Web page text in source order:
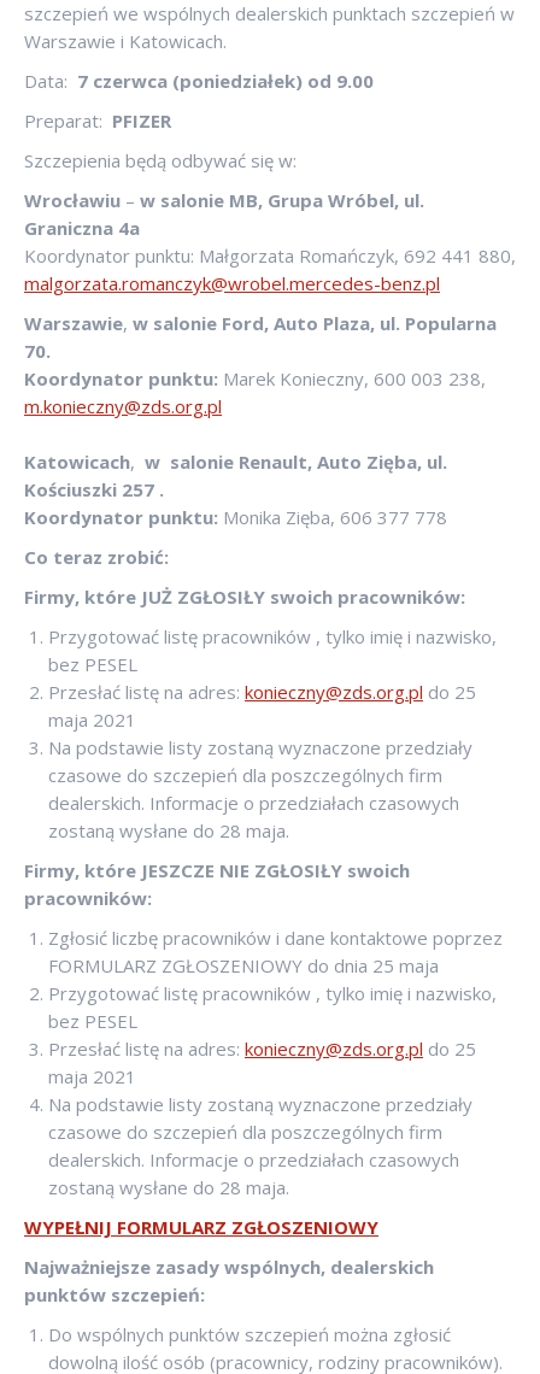
szczepień we wspólnych dealerskich punktach szczepień w
Warszawie i Katowicach.
Data: 7 czerwca (poniedziałek) od 9.00
Preparat: PFIZER
Szczepienia będą odbywać się w:
Wrocławiu – w salonie MB, Grupa Wróbel, ul.
Graniczna 4a
Koordynator punktu: Małgorzata Romańczyk, 692 441 880,
malgorzata.romanczyk@wrobel.mercedes-benz.pl
Warszawie, w salonie Ford, Auto Plaza, ul. Popularna
70.
Koordynator punktu: Marek Konieczny, 600 003 238,
m.konieczny@zds.org.pl
Katowicach, w salonie Renault, Auto Zięba, ul.
Kościuszki 257 .
Koordynator punktu: Monika Zięba, 606 377 778
Co teraz zrobić:
Firmy, które JUŻ ZGŁOSIŁY swoich pracowników:
Przygotować listę pracowników , tylko imię i nazwisko,
bez PESEL
Przesłać listę na adres: konieczny@zds.org.pl do 25
maja 2021
Na podstawie listy zostaną wyznaczone przedziały
czasowe do szczepień dla poszczególnych firm
dealerskich. Informacje o przedziałach czasowych
zostaną wysłane do 28 maja.
Firmy, które JESZCZE NIE ZGŁOSIŁY swoich
pracowników:
Zgłosić liczbę pracowników i dane kontaktowe poprzez
FORMULARZ ZGŁOSZENIOWY do dnia 25 maja
Przygotować listę pracowników , tylko imię i nazwisko,
bez PESEL
Przesłać listę na adres: konieczny@zds.org.pl do 25
maja 2021
Na podstawie listy zostaną wyznaczone przedziały
czasowe do szczepień dla poszczególnych firm
dealerskich. Informacje o przedziałach czasowych
zostaną wysłane do 28 maja.
WYPEŁNIJ FORMULARZ ZGŁOSZENIOWY
Najważniejsze zasady wspólnych, dealerskich
punktów szczepień:
Do wspólnych punktów szczepień można zgłosić
dowolną ilość osób (pracownicy, rodziny pracowników).